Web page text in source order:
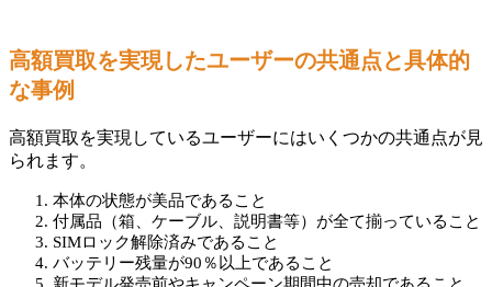
高額買取を実現したユーザーの共通点と具体的
な事例
高額買取を実現しているユーザーにはいくつかの共通点が見
られます。
本体の状態が美品であること
付属品（箱、ケーブル、説明書等）が全て揃っていること
SIMロック解除済みであること
バッテリー残量が90％以上であること
新モデル発売前やキャンペーン期間中の売却であること